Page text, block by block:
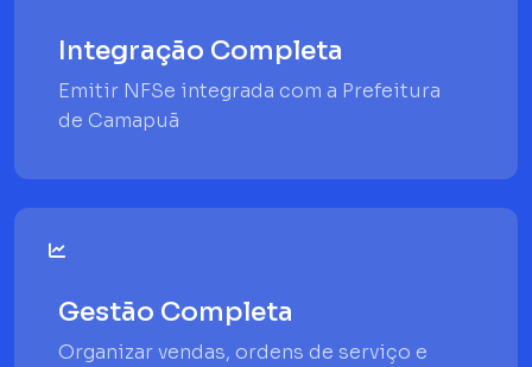
Integração Completa
Emitir NFSe integrada com a Prefeitura
de Camapuã
Gestão Completa
Organizar vendas, ordens de serviço e